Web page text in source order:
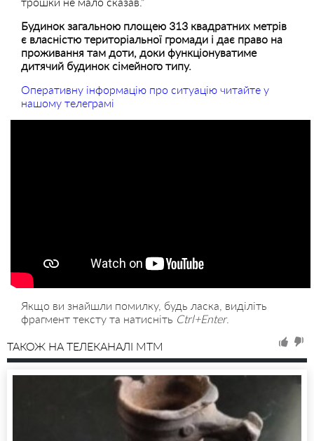
Будинок загальною площею 313 квадратних метрів
є власністю територіальної громади і дає право на
проживання там доти, доки функціонуватиме
дитячий будинок сімейного типу.
Оперативну інформацію про ситуацію читайте у
нашому телеграмі
Якщо ви знайшли помилку, будь ласка, виділіть
фрагмент тексту та натисніть Ctrl+Enter.
ТАКОЖ НА ТЕЛЕКАНАЛІ MTM